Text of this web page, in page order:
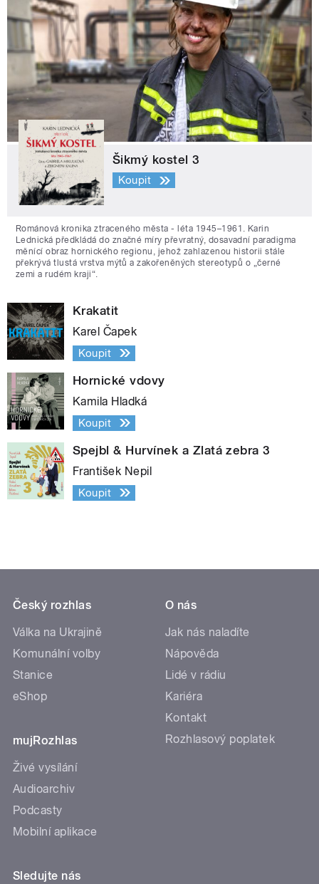
Šikmý kostel 3
Koupit
Románová kronika ztraceného města - léta 1945–1961. Karin
Lednická předkládá do značné míry převratný, dosavadní paradigma
měnící obraz hornického regionu, jehož zahlazenou historii stále
překrývá tlustá vrstva mýtů a zakořeněných stereotypů o „černé
zemi a rudém kraji“.
Krakatit
Karel Čapek
Koupit
Hornické vdovy
Kamila Hladká
Koupit
Spejbl & Hurvínek a Zlatá zebra 3
František Nepil
Koupit
Český rozhlas
Válka na Ukrajině
Komunální volby
Stanice
eShop
mujRozhlas
Živé vysílání
Audioarchiv
Podcasty
Mobilní aplikace
O nás
Jak nás naladíte
Nápověda
Lidé v rádiu
Kariéra
Kontakt
Rozhlasový poplatek
Sledujte nás